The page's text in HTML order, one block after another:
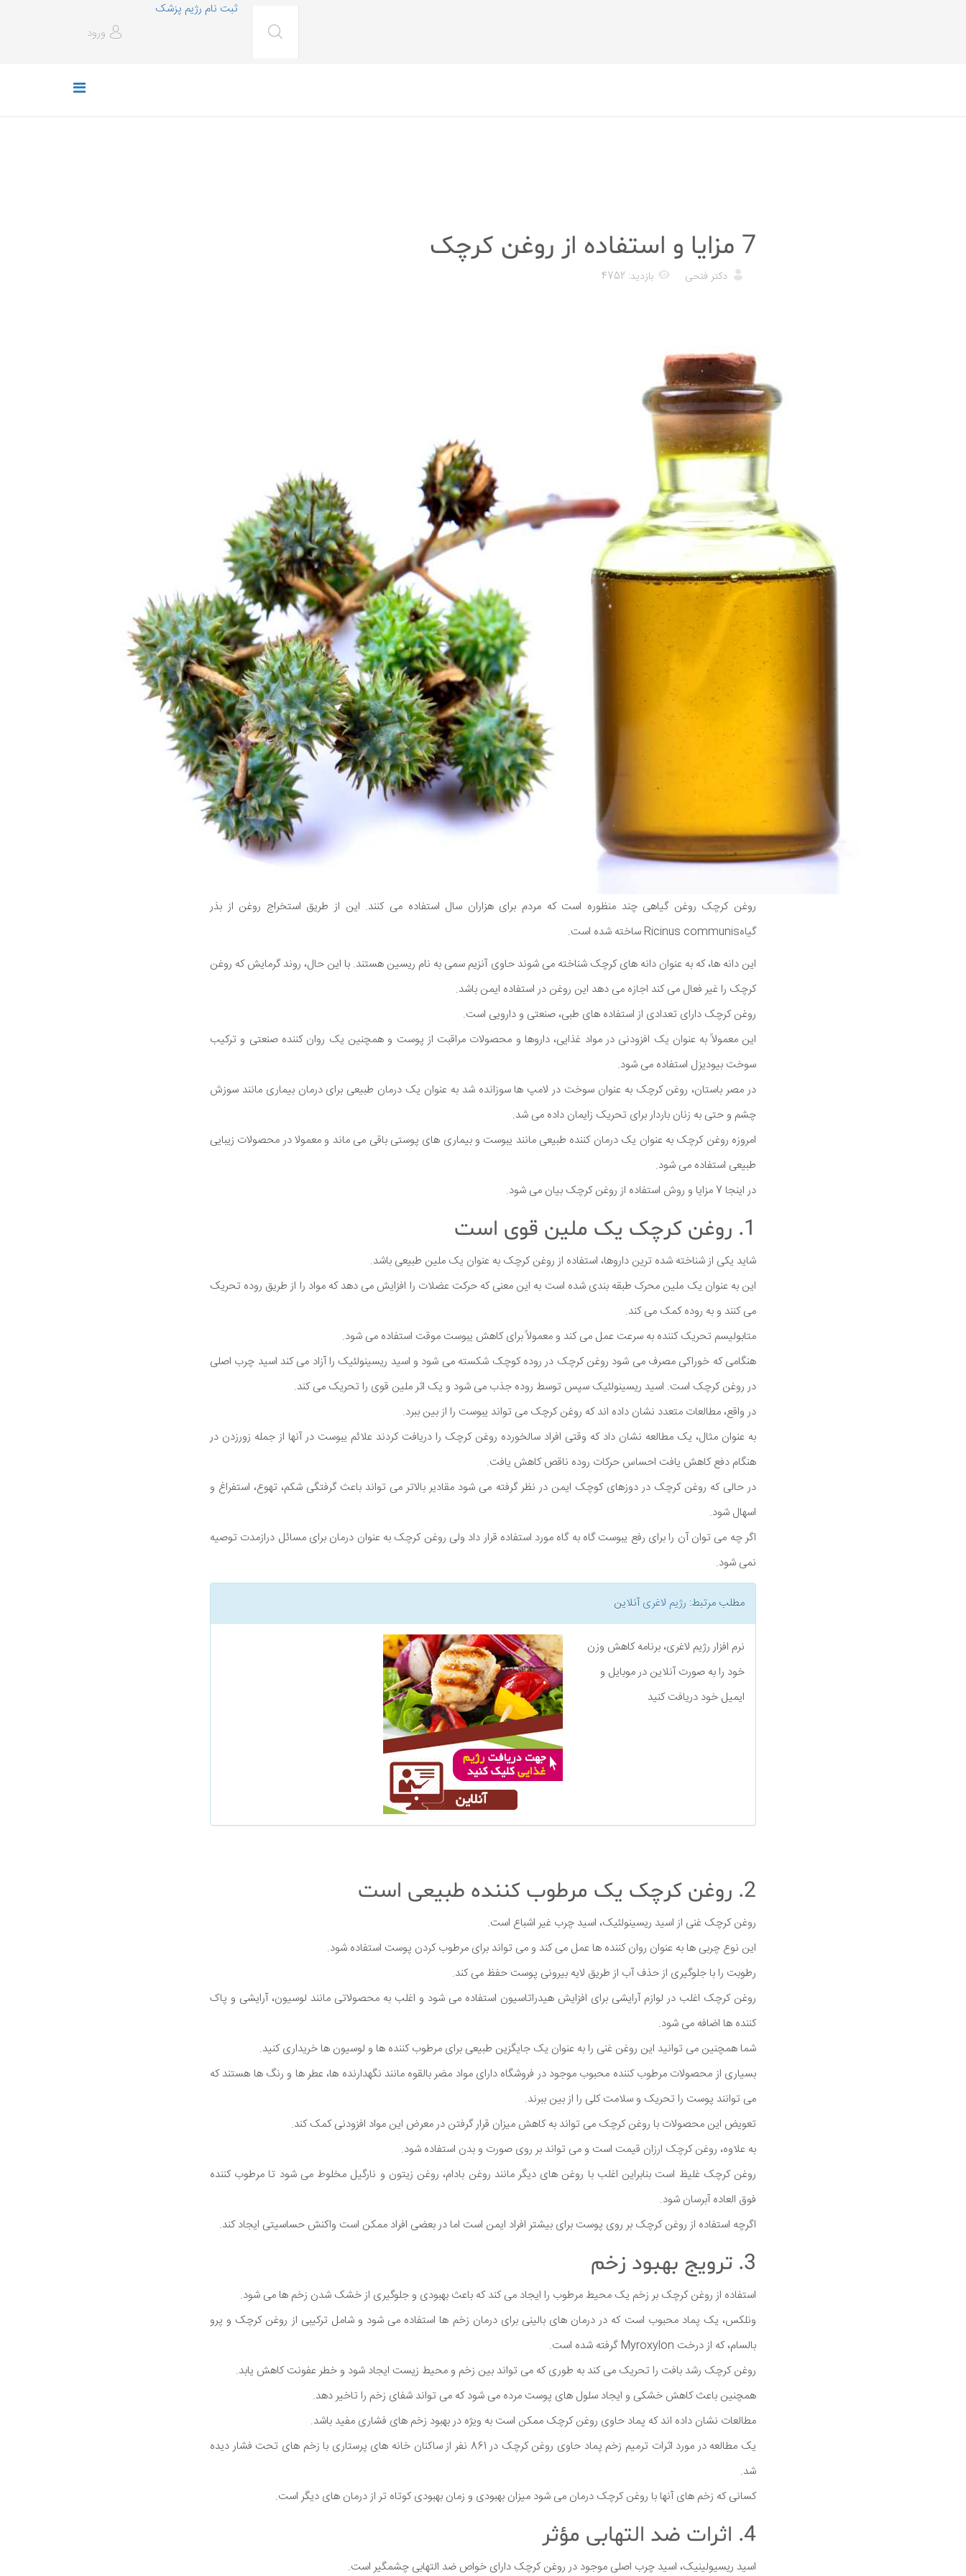
ثبت نام رژیم پزشک
ورود
7 مزایا و استفاده از روغن کرچک
دکتر فتحی بازدید: 4752
روغن کرچک روغن گیاهی چند منظوره است که مردم برای هزاران سال استفاده می کنند. این از طریق استخراج روغن از بذر
گیاهRicinus communis ساخته شده است.
این دانه ها، که به عنوان دانه های کرچک شناخته می شوند حاوی آنزیم سمی به نام ریسین هستند. با این حال، روند گرمایش که روغن
کرچک را غیر فعال می کند اجازه می دهد این روغن در استفاده ایمن باشد.
روغن کرچک دارای تعدادی از استفاده های طبی، صنعتی و دارویی است.
این معمولاً به عنوان یک افزودنی در مواد غذایی، داروها و محصولات مراقبت از پوست و همچنین یک روان کننده صنعتی و ترکیب
سوخت بیودیزل استفاده می شود.
در مصر باستان، روغن کرچک به عنوان سوخت در لامپ ها سوزانده شد به عنوان یک درمان طبیعی برای درمان بیماری مانند سوزش
چشم و حتی به زنان باردار برای تحریک زایمان داده می شد.
امروزه روغن کرچک به عنوان یک درمان کننده طبیعی مانند یبوست و بیماری های پوستی باقی می ماند و معمولا در محصولات زیبایی
طبیعی استفاده می شود.
در اینجا 7 مزایا و روش استفاده از روغن کرچک بیان می شود.
1. روغن کرچک یک ملین قوی است
شاید یکی از شناخته شده ترین داروها، استفاده از روغن کرچک به عنوان یک ملین طبیعی باشد.
این به عنوان یک ملین محرک طبقه بندی شده است به این معنی که حرکت عضلات را افزایش می دهد که مواد را از طریق روده تحریک
می کنند و به روده کمک می کند.
متابولیسم تحریک کننده به سرعت عمل می کند و معمولاً برای کاهش یبوست موقت استفاده می شود.
هنگامی که خوراکی مصرف می شود روغن کرچک در روده کوچک شکسته می شود و اسید ریسینولئیک را آزاد می کند اسید چرب اصلی
در روغن کرچک است. اسید ریسینولئیک سپس توسط روده جذب می شود و یک اثر ملین قوی را تحریک می کند.
در واقع، مطالعات متعدد نشان داده اند که روغن کرچک می تواند یبوست را از بین ببرد.
به عنوان مثال، یک مطالعه نشان داد که وقتی افراد سالخورده روغن کرچک را دریافت کردند علائم یبوست در آنها از جمله زورزدن در
هنگام دفع کاهش یافت احساس حرکات روده ناقص کاهش یافت.
در حالی که روغن کرچک در دوزهای کوچک ایمن در نظر گرفته می شود مقادیر بالاتر می تواند باعث گرفتگی شکم، تهوع، استفراغ و
اسهال شود.
اگر چه می توان آن را برای رفع یبوست گاه به گاه مورد استفاده قرار داد ولی روغن کرچک به عنوان درمان برای مسائل درازمدت توصیه
نمی شود.
مطلب مرتبط: رژیم لاغریآنلاین
نرم افزار رژیم لاغری، برنامه کاهش وزن
خود را به صورت آنلاین در موبایل و
ایمیل خود دریافت کنید
2. روغن کرچک یک مرطوب کننده طبیعی است
روغن کرچک غنی از اسید ریسینولئیک، اسید چرب غیر اشباع است.
این نوع چربی ها به عنوان روان کننده ها عمل می کند و می تواند برای مرطوب کردن پوست استفاده شود.
رطوبت را با جلوگیری از حذف آب از طریق لایه بیرونی پوست حفظ می کند.
روغن کرچک اغلب در لوازم آرایشی برای افزایش هیدراتاسیون استفاده می شود و اغلب به محصولاتی مانند لوسیون، آرایشی و پاک
کننده ها اضافه می شود.
شما همچنین می توانید این روغن غنی را به عنوان یک جایگزین طبیعی برای مرطوب کننده ها و لوسیون ها خریداری کنید.
بسیاری از محصولات مرطوب کننده محبوب موجود در فروشگاه دارای مواد مضر بالقوه مانند نگهدارنده ها، عطر ها و رنگ ها هستند که
می توانند پوست را تحریک و سلامت کلی را از بین ببرند.
تعویض این محصولات با روغن کرچک می تواند به کاهش میزان قرار گرفتن در معرض این مواد افزودنی کمک کند.
به علاوه، روغن کرچک ارزان قیمت است و می تواند بر روی صورت و بدن استفاده شود.
روغن کرچک غلیظ است بنابراین اغلب با روغن های دیگر مانند روغن بادام، روغن زیتون و نارگیل مخلوط می شود تا مرطوب کننده
فوق العاده آبرسان شود.
اگرچه استفاده از روغن کرچک بر روی پوست برای بیشتر افراد ایمن است اما در بعضی افراد ممکن است واکنش حساسیتی ایجاد کند.
3. ترویج بهبود زخم
استفاده از روغن کرچک بر زخم یک محیط مرطوب را ایجاد می کند که باعث بهبودی و جلوگیری از خشک شدن زخم ها می شود.
ونلکس، یک پماد محبوب است که در درمان های بالینی برای درمان زخم ها استفاده می شود و شامل ترکیبی از روغن کرچک و پرو
بالسام، که از درخت Myroxylon گرفته شده است.
روغن کرچک رشد بافت را تحریک می کند به طوری که می تواند بین زخم و محیط زیست ایجاد شود و خطر عفونت کاهش یابد.
همچنین باعث کاهش خشکی و ایجاد سلول های پوست مرده می شود که می تواند شفای زخم را تاخیر دهد.
مطالعات نشان داده اند که پماد حاوی روغن کرچک ممکن است به ویژه در بهبود زخم های فشاری مفید باشد.
یک مطالعه در مورد اثرات ترمیم زخم پماد حاوی روغن کرچک در 861 نفر از ساکنان خانه های پرستاری با زخم های تحت فشار دیده
شد.
کسانی که زخم های آنها با روغن کرچک درمان می شود میزان بهبودی و زمان بهبودی کوتاه تر از درمان های دیگر است.
4. اثرات ضد التهابی مؤثر
اسید ریسیولینیک، اسید چرب اصلی موجود در روغن کرچک دارای خواص ضد التهابی چشمگیر است.